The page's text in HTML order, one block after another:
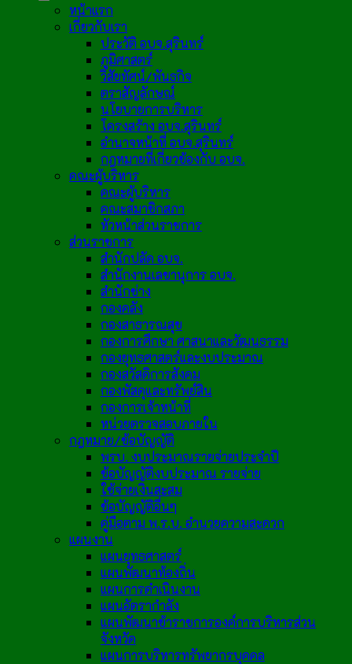
หน้าแรก
เกี่ยวกับเรา
ประวัติ อบจ.สุรินทร์
ภูมิศาสตร์
วิสัยทัศน์/พันธกิจ
ตราสัญลักษณ์
นโยบายการบริหาร
โครงสร้าง อบจ.สุรินทร์
อำนาจหน้าที่ อบจ.สุรินทร์
กฎหมายที่เกี่ยวข้องกับ อบจ.
คณะผู้บริหาร
คณะผู้บริหาร
คณะสมาชิกสภา
หัวหน้าส่วนราชการ
ส่วนราชการ
สำนักปลัด อบจ.
สำนักงานเลขานุการ อบจ.
สำนักช่าง
กองคลัง
กองสาธารณสุข
กองการศึกษา ศาสนาและวัฒนธรรม
กองยุทธศาสตร์และงบประมาณ
กองสวัสดิการสังคม
กองพัสดุและทรัพย์สิน
กองการเจ้าหน้าที่
หน่วยตรวจสอบภายใน
กฎหมาย/ข้อบัญญัติ
พรบ. งบประมาณรายจ่ายประจำปี
ข้อบัญญัติงบประมาณ รายจ่าย
ใช้จ่ายเงินสะสม
ข้อบัญญัติอื่นๆ
คู่มือตาม พ.ร.บ. อำนวยความสะดวก
แผนงาน
แผนยุทธศาสตร์
แผนพัฒนาท้องถิ่น
แผนการดำเนินงาน
แผนอัตรากำลัง
แผนพัฒนาข้าราชการองค์การบริหารส่วน
จังหวัด
แผนการบริหารทรัพยากรบุคคล